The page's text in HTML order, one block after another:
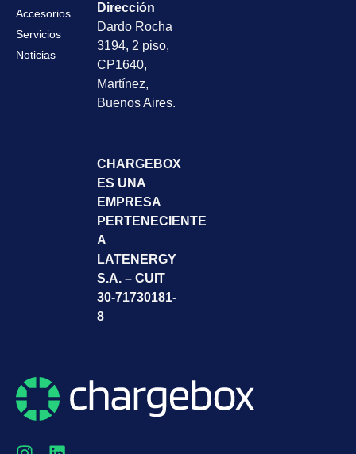
Accesorios
Servicios
Noticias
Dirección
Dardo Rocha
3194, 2 piso,
CP1640,
Martínez,
Buenos Aires.
CHARGEBOX
ES UNA
EMPRESA
PERTENECIENTE
A
LATENERGY
S.A. – CUIT
30-71730181-
8